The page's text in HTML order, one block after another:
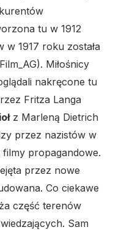
tu w 1912
1917 roku została
Miłośnicy
nakręcone tu
Fritza Langa
z Marleną Dietrich
przez nazistów w
propagandowe.
przez nowe
Co ciekawe
część terenów
Sam